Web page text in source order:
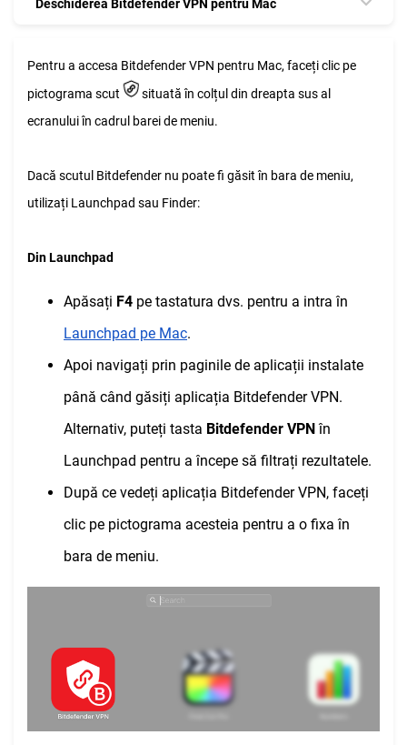
Deschiderea Bitdefender VPN pentru Mac
Pentru a accesa Bitdefender VPN pentru Mac, faceți clic pe
pictograma scut
situată în colțul din dreapta sus al
ecranului în cadrul barei de meniu.
Dacă scutul Bitdefender nu poate fi găsit în bara de meniu,
utilizați Launchpad sau Finder:
Din Launchpad
Apăsați F4 pe tastatura dvs. pentru a intra în
Launchpad pe Mac.
Apoi navigați prin paginile de aplicații instalate
până când găsiți aplicația Bitdefender VPN.
Alternativ, puteți tasta Bitdefender VPNîn
Launchpad pentru a începe să filtrați rezultatele.
După ce vedeți aplicația Bitdefender VPN, faceți
clic pe pictograma acesteia pentru a o fixa în
bara de meniu.